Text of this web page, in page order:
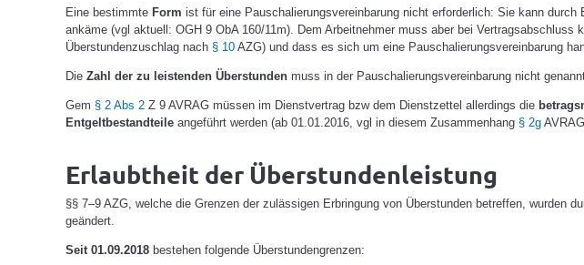
Eine bestimmte Form ist für eine Pauschalierungsvereinbarung nicht erforderlich: Sie kann
ankäme (vgl aktuell: OGH 9 ObA 160/11m). Dem Arbeitnehmer muss aber bei
Überstundenzuschlag nach § 10 AZG) und dass es sich um eine Pauschalierungsvereinbarung
Die Zahl der zu leistenden Überstunden muss in der Pauschalierungsvereinbarung nicht
Gem § 2 Abs 2 Z 9 AVRAG müssen im Dienstvertrag bzw dem Dienstzettel allerdings die
Entgeltbestandteile angeführt werden (ab 01.01.2016, vgl in diesem Zusammenhang § 2g
Erlaubtheit der Überstundenleistung
§§ 7–9 AZG, welche die Grenzen der zulässigen Erbringung von Überstunden betreffen, wurden
geändert.
Seit 01.09.2018 bestehen folgende Überstundengrenzen: